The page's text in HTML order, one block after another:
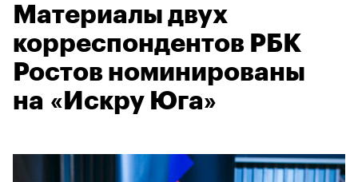
Материалы двух
корреспондентов РБК
Ростов номинированы
на «Искру Юга»